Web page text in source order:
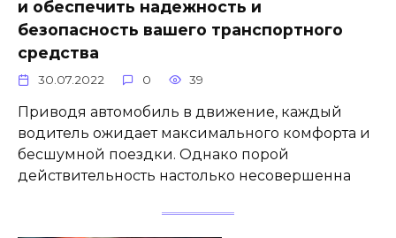
и обеспечить надежность и
безопасность вашего транспортного
средства
30.07.2022 0 39
Приводя автомобиль в движение, каждый
водитель ожидает максимального комфорта и
бесшумной поездки. Однако порой
действительность настолько несовершенна